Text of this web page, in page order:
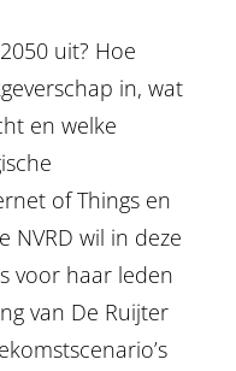
uit? Hoe
in, wat
en welke
of Things en
NVRD wil in deze
voor haar leden
van De Ruijter